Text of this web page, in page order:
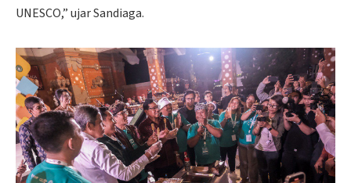
UNESCO,” ujar Sandiaga.